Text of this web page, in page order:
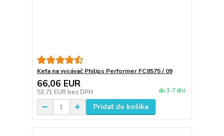
Kefa na vysávač Philips Performer FC8575 / 09
66,06 EUR
53,71 EUR bez DPH do 3-7 dní
Pridať do košíka